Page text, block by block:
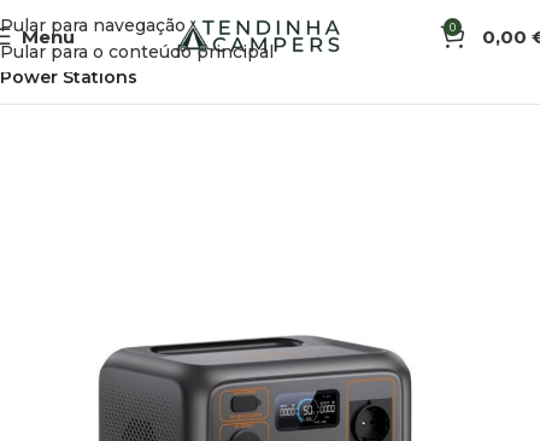
Pular para navegação
Pular para o conteúdo principal
Menu 0 0,00
Início Eletricidade e Energia Solar Eletricidade
Power Stations